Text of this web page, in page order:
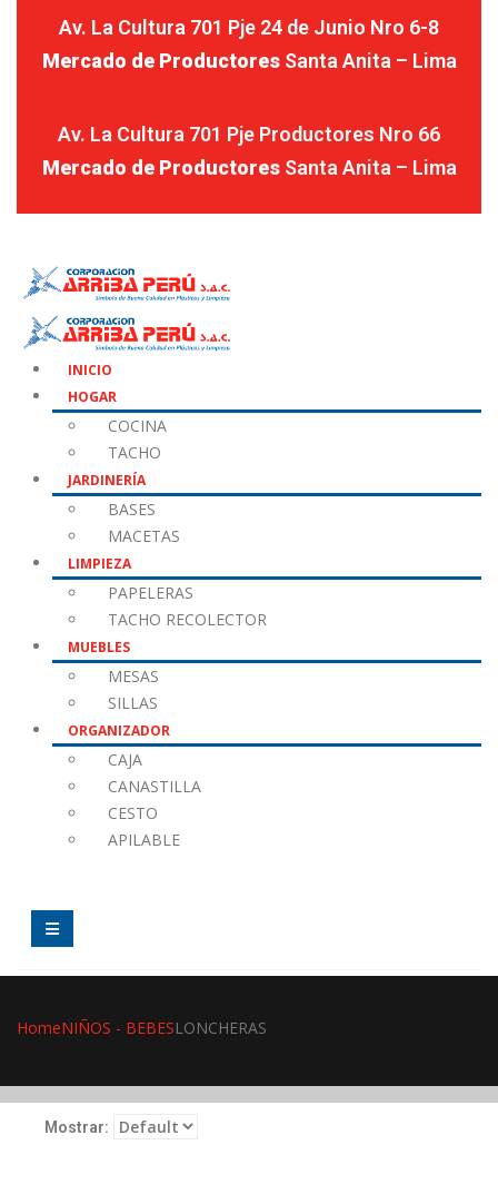
Av. La Cultura 701 Pje 24 de Junio Nro 6-8
Mercado de ProductoresSanta Anita – Lima
Av. La Cultura 701 Pje Productores Nro 66
Mercado de ProductoresSanta Anita – Lima
INICIO
HOGAR
COCINA
TACHO
JARDINERÍA
BASES
MACETAS
LIMPIEZA
PAPELERAS
TACHO RECOLECTOR
MUEBLES
MESAS
SILLAS
ORGANIZADOR
CAJA
CANASTILLA
CESTO
APILABLE
HomeNIÑOS - BEBESLONCHERAS
Mostrar: